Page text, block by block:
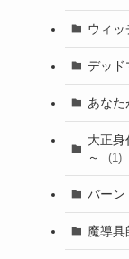
ウィッ
デッド
あなた
大正身
～
(1)
バーン
魔導